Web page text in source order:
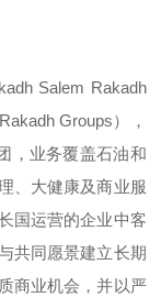
Salem Rakadh
Groups），
，业务覆盖石油和
、大健康及商业服
国运营的企业中客
共同愿景建立长期
商业机会，并以严